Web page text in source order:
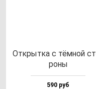
Открыт­ка с тём­ной
ро­ны
590 руб